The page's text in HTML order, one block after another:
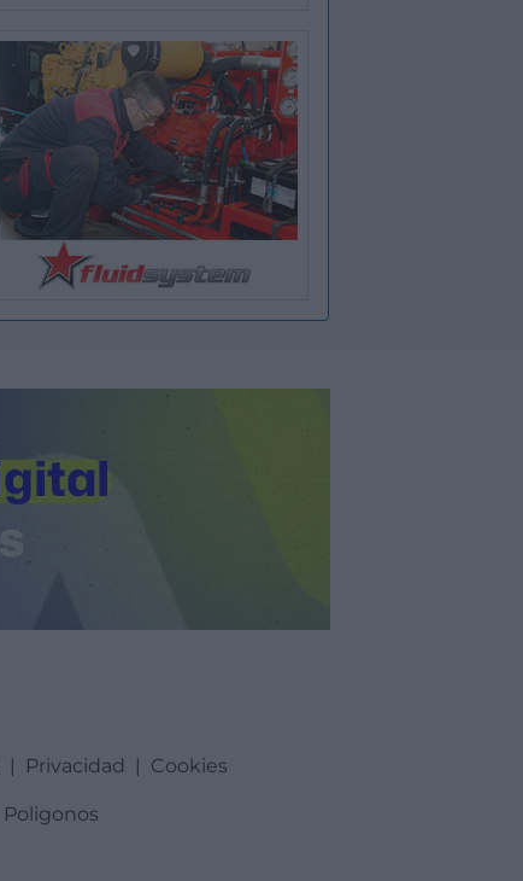
| Privacidad | Cookies
Poligonos